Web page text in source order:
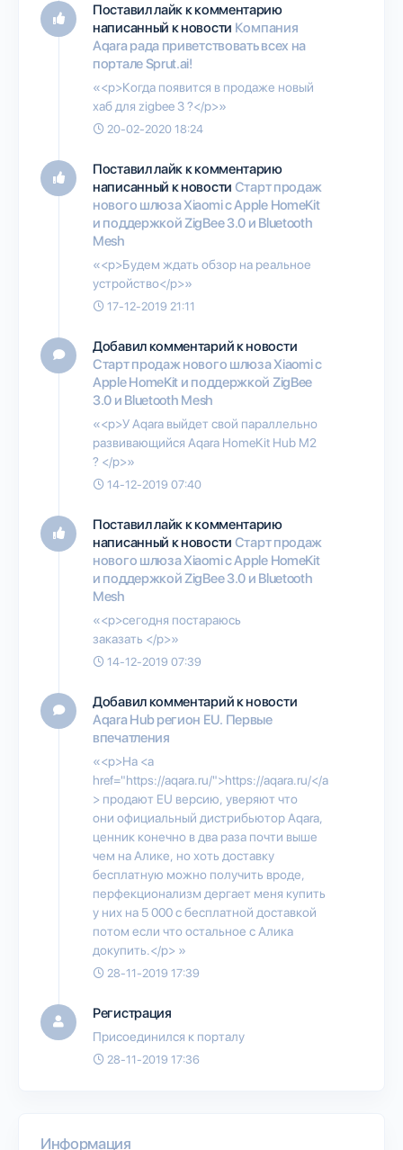
Поставил лайк к комментарию
написанный к новости Компания
Aqara рада приветствовать всех на
портале Sprut.ai!
«<p>Когда появится в продаже новый
хаб для zigbee 3 ?</p>»
20-02-2020 18:24
Поставил лайк к комментарию
написанный к новости Старт продаж
нового шлюза Xiaomi с Apple HomeKit
и поддержкой ZigBee 3.0 и Bluetooth
Mesh
«<p>Будем ждать обзор на реальное
устройство</p>»
17-12-2019 21:11
Добавил комментарий к новости
Старт продаж нового шлюза Xiaomi с
Apple HomeKit и поддержкой ZigBee
3.0 и Bluetooth Mesh
«<p>У Aqara выйдет свой параллельно
развивающийся Aqara HomeKit Hub M2
? </p>»
14-12-2019 07:40
Поставил лайк к комментарию
написанный к новости Старт продаж
нового шлюза Xiaomi с Apple HomeKit
и поддержкой ZigBee 3.0 и Bluetooth
Mesh
«<p>сегодня постараюсь
заказать </p>»
14-12-2019 07:39
Добавил комментарий к новости
Aqara Hub регион EU. Первые
впечатления
«<p>На <a
href="https://aqara.ru/">https://aqara.ru/</a
> продают EU версию, уверяют что
они официальный дистрибьютор Aqara,
ценник конечно в два раза почти выше
чем на Алике, но хоть доставку
бесплатную можно получить вроде,
перфекционализм дергает меня купить
у них на 5 000 с бесплатной доставкой
потом если что остальное с Алика
докупить.</p> »
28-11-2019 17:39
Регистрация
Присоединился к порталу
28-11-2019 17:36
Информация